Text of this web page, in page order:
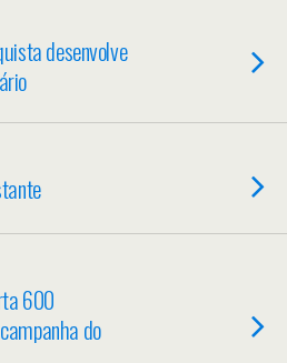
desenvolve
600
do